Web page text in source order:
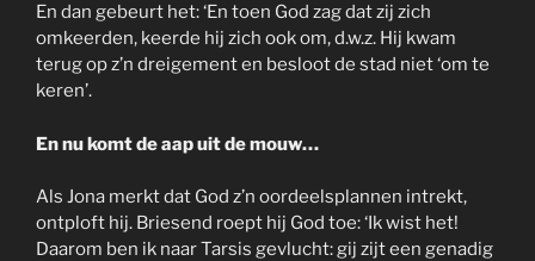
En dan gebeurt het: ‘En toen God zag dat zij zich
omkeerden, keerde hij zich ook om, d.w.z. Hij kwam
terug op z’n dreigement en besloot de stad niet ‘om te
keren’.
En nu komt de aap uit de mouw…
Als Jona merkt dat God z’n oordeelsplannen intrekt,
ontploft hij. Briesend roept hij God toe: ‘Ik wist het!
Daarom ben ik naar Tarsis gevlucht: gij zijt een genadig